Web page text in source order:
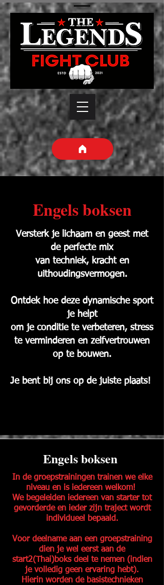
Engels boksen
Versterk je lichaam en geest met
de perfecte mix
van techniek, kracht en
uithoudingsvermogen.
Ontdek hoe deze dynamische sport
je helpt
om je conditie te verbeteren, stress
te verminderen en zelfvertrouwen
op te bouwen.
Je bent bij ons op de juiste plaats!
Engels boksen
In de groepstrainingen trainen we elke
niveau en is iedereen welkom!
We begeleiden iedereen van starter tot
gevorderde en ieder zijn traject wordt
individueel bepaald.
Voor deelname aan een groepstraining
dien je wel eerst aan de
start2(Thai)boks deel te nemen (indien
je volledig geen ervaring hebt).
Hierin worden de basistechnieken